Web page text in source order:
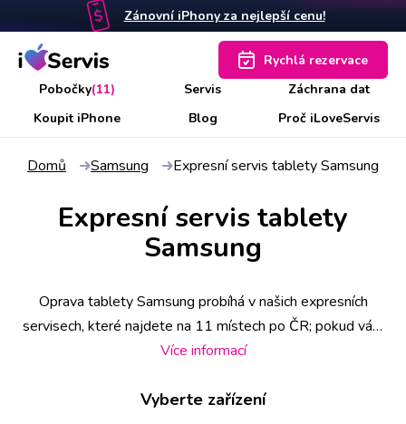
Zánovní iPhony za nejlepší cenu!
Pobočky(11) Servis
Záchrana dat
Koupit iPhone
Blog Proč iLoveServis
Rychlá rezervace
Domů Samsung Expresní servis tablety Samsung
Expresní servis tablety
Samsung
Oprava tablety Samsung probíhá v našich expresních
servisech, které najdete na 11 místech po ČR; pokud vám
to ale vyhovuje více, vyzvedne si přístroj náš kurýr u vás
minut, o čemž se můžete předem informovat zavoláním na
Více informací
Vyberte zařízení